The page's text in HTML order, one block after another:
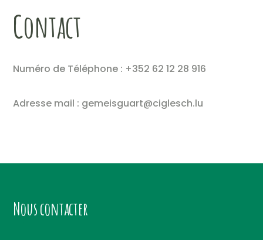
Contact
Numéro de Téléphone : +352 62 12 28 916
Adresse mail : gemeisguart@ciglesch.lu
Nous contacter